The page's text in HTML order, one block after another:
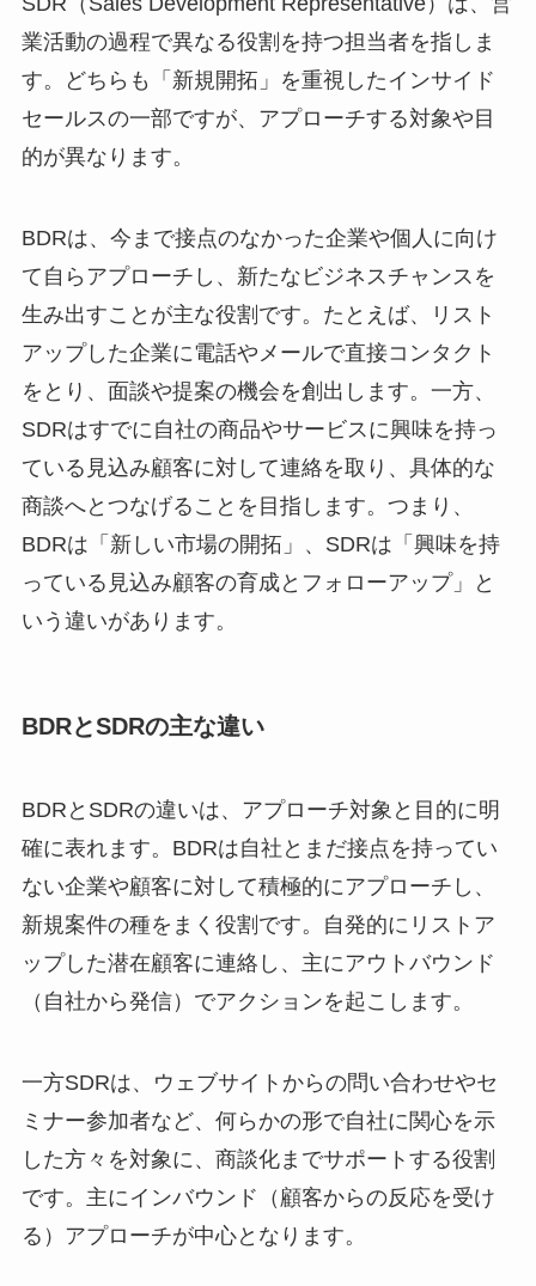
業活動の過程で異なる役割を持つ担当者を指しま
す。どちらも「新規開拓」を重視したインサイド
セールスの一部ですが、アプローチする対象や目
的が異なります。
BDRは、今まで接点のなかった企業や個人に向け
て自らアプローチし、新たなビジネスチャンスを
生み出すことが主な役割です。たとえば、リスト
アップした企業に電話やメールで直接コンタクト
をとり、面談や提案の機会を創出します。一方、
SDRはすでに自社の商品やサービスに興味を持っ
ている見込み顧客に対して連絡を取り、具体的な
商談へとつなげることを目指します。つまり、
BDRは「新しい市場の開拓」、SDRは「興味を持
っている見込み顧客の育成とフォローアップ」と
いう違いがあります。
BDRとSDRの主な違い
BDRとSDRの違いは、アプローチ対象と目的に明
確に表れます。BDRは自社とまだ接点を持ってい
ない企業や顧客に対して積極的にアプローチし、
新規案件の種をまく役割です。自発的にリストア
ップした潜在顧客に連絡し、主にアウトバウンド
（自社から発信）でアクションを起こします。
一方SDRは、ウェブサイトからの問い合わせやセ
ミナー参加者など、何らかの形で自社に関心を示
した方々を対象に、商談化までサポートする役割
です。主にインバウンド（顧客からの反応を受け
る）アプローチが中心となります。